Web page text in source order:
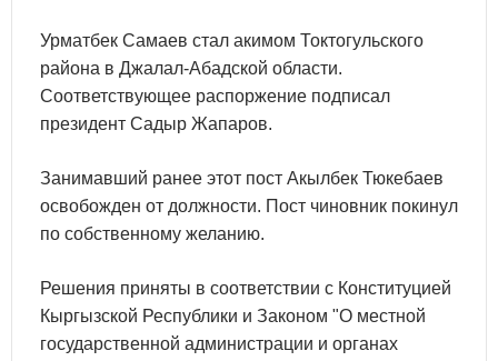
Урматбек Самаев стал акимом Токтогульского
района в Джалал-Абадской области.
Соответствующее распоржение подписал
президент Садыр Жапаров.
Занимавший ранее этот пост Акылбек Тюкебаев
освобожден от должности. Пост чиновник покинул
по собственному желанию.
Решения приняты в соответствии с Конституцией
Кыргызской Республики и Законом "О местной
государственной администрации и органах